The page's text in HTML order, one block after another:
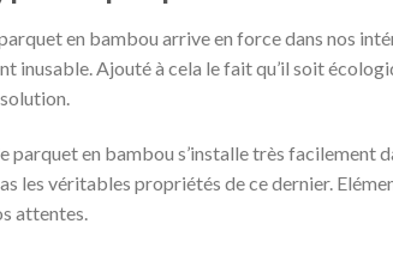
en bambou arrive en force dans nos
inusable. Ajouté à cela le fait qu’il soit
parquet en bambou s’installe très facilement
les véritables propriétés de ce dernier.
attentes.